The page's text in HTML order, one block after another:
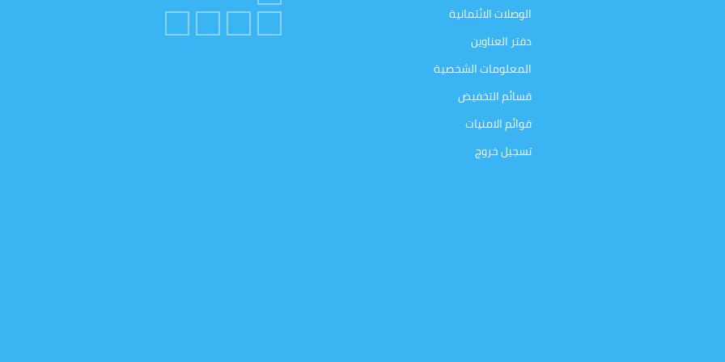
الوصلات الائتمانية
دفتر العناوين
المعلومات الشخصية
قسائم التخفيض
قوائم الامنيات
تسجيل خروج